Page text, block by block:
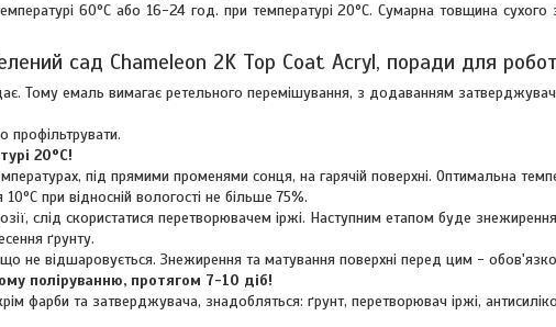
60°C або 16-24 год. при температурі 20°C. Сумарна товщина
сад Chameleon 2K Top Coat Acryl, поради для
Тому емаль вимагає ретельного перемішування, з додаванням
профільтрувати.
20°C!
під прямими променями сонця, на гарячій поверхні. Оптимальна
при відносній вологості не більше 75%.
слід скористатися перетворювачем іржі. Наступним етапом буде
ґрунту.
не відшаровується. Знежирення та матування поверхні перед цим -
поліруванню, протягом 7-10 діб!
фарби та затверджувача, знадобляться: ґрунт, перетворювач іржі,